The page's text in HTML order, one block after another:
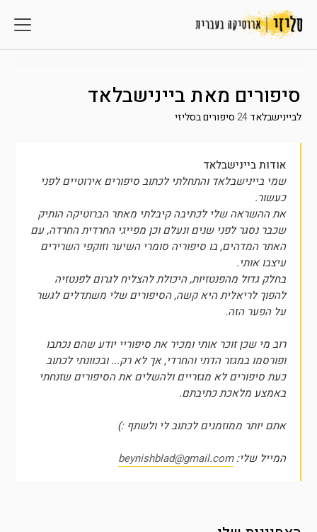
סיפורים מאת ביינישבלאד
לביינישבלאד24סיפורים בסליזי
אודות ביינישבלאד
שמי ביינישבלאד והתחלתי לכתוב סיפורים אירוטיים לפני
כעשור.
את ההשראה שלי לכתיבה קיבלתי מאתר הברוטיקה הותיק
שכבר נסגר לפני שנים ונעלם וכן מפייגי החרדית החרדה, עם
האתר המדהים, בו סיפוריה סומרי השיער וזוקפי השרירים
עיצבו אותי.
בחלק גדול מהפנטזיות, היכולת להצליח לגרום לפנטזיה
להפוך לריאלית היא קשה, הסיפורים שלי משתדלים לגשר
על הפער הזה.
רוב מי שכן זוכר אותי ומכיר את סיפוריי יודע שהם נכתבו
ופורסמו במגזר הדתי והחרדי, אך לא רק... ובכוונתי לכתוב
כעת סיפורים לא מגזריים ולהשלים את הסיפורים שזנחתי
באמצע מלאכת כתיבתם.
אתם יותר ממוזמנים לכתוב לי ולשתף :)
המייל שלי:beynishblad@gmail.com